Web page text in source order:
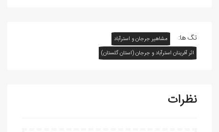
تگ ها:
مشاهیر جرجان و استرآباد
اثر آفرينان استرآباد و جرجان (استان گلستان)
نظرات